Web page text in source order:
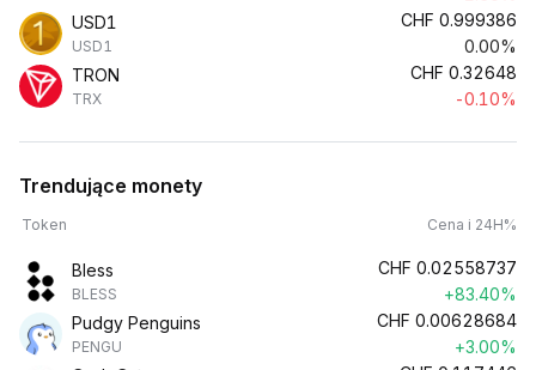
USD1
USD1
CHF 0.999386
0.00%
TRON
TRX
CHF 0.32648
-0.10%
Trendujące monety
Token Cena i 24H%
Bless
BLESS
CHF 0.02558737
+83.40%
Pudgy Penguins
PENGU
CHF 0.00628684
+3.00%